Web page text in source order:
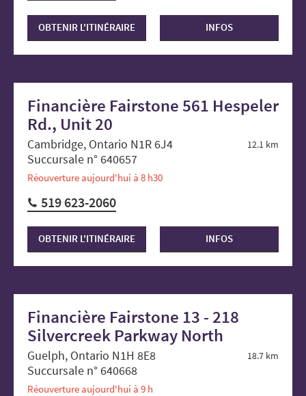
OBTENIR L'ITINÉRAIRE INFOS
Financière Fairstone 561 Hespeler
Rd., Unit 20
12.1 km
Cambridge, Ontario N1R 6J4
Succursale n° 640657
Réouverture aujourd'hui à 8 h30
519 623-2060
OBTENIR L'ITINÉRAIRE INFOS
Financière Fairstone 13 - 218
Silvercreek Parkway North
18.7 km
Guelph, Ontario N1H 8E8
Succursale n° 640668
Réouverture aujourd'hui à 9 h